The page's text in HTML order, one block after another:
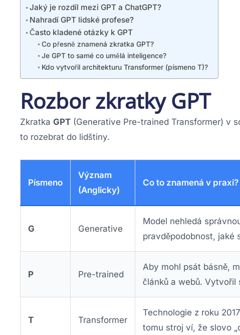
Jaký je rozdíl mezi GPT a ChatGPT?
Nahradí GPT lidské profese?
Často kladené otázky k GPT
Co přesně znamená zkratka GPT?
Je GPT to samé co umělá inteligence?
Kdo vytvořil architekturu Transformer (písmeno T)?
Rozbor zkratky GPT
Zkratka GPT (Generative Pre-trained Transformer) v
to rozebrat do lidštiny.
Písmeno
Význam
(Anglicky)
Co to znamená v praxi?
G Generative
Model nehledá
pravděpodobnost, jaké
P Pre-trained
Aby mohl psát básně,
článků a webů. Vytvořil
T Transformer
Technologie z roku
tomu stroj ví, že slovo